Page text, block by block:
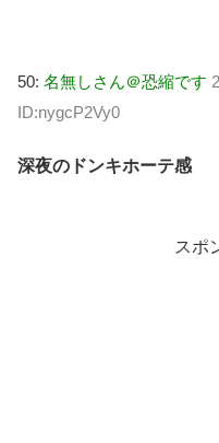
50: 名無しさん＠恐縮です
ID:nygcP2Vy0
深夜のドンキホーテ感
スポ